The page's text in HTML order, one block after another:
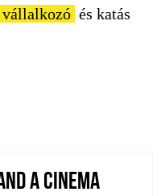
vállalkozó és katás
A CINEMA